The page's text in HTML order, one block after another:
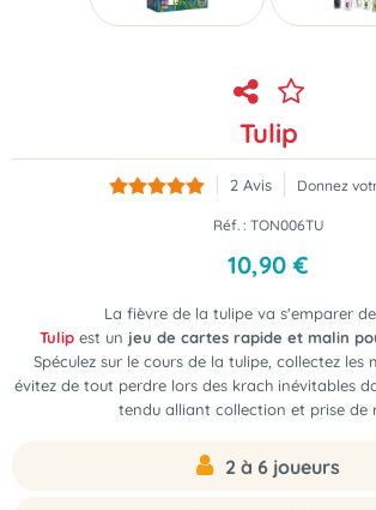
Tulip
2 Avis Donnez
Réf. : TON006TU
10,90 €
La fièvre de la tulipe va s'emparer
Tulip est un jeu de cartes rapide et malin
Spéculez sur le cours de la tulipe, collectez les
évitez de tout perdre lors des krach inévitables
tendu alliant collection et prise de
2 à 6 joueurs